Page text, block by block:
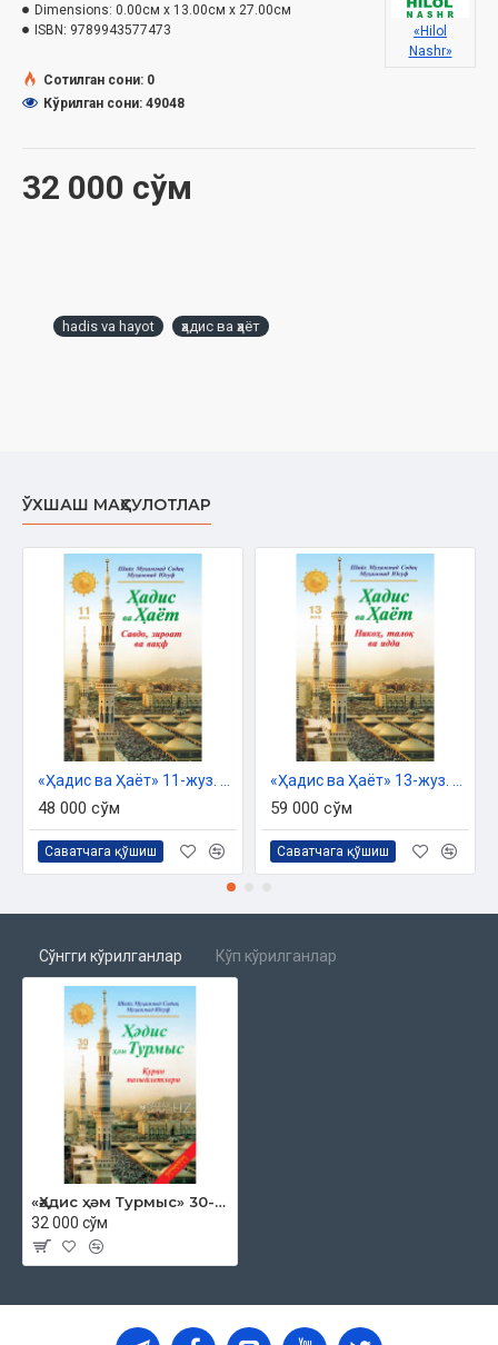
32 000 сўм
Dimensions: 0.00см x 13.00см x 27.00см
ISBN: 9789943577473
«Hilol
Nashr»
Сотилган сони: 0
Кўрилган сони: 49048
hadis va hayot ҳадис ва ҳаёт
ЎХШАШ МАҲСУЛОТЛАР
48 000 сўм
Саватчага қўшиш
59 000 сўм
Саватчага қўшиш
Сўнгги кўрилганлар Кўп кўрилганлар
«Ҳәдис ҳәм Турмыс» 30-том. Қуран пазыйлетлери
32 000 сўм